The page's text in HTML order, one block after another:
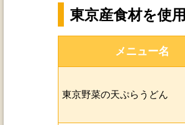
東京産食材を使
メニュー名
東京野菜の天ぷらうどん